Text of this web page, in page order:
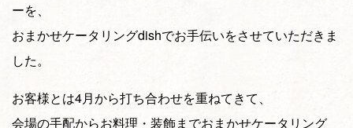
ーを、
おまかせケータリングdishでお手伝いをさせていただきま
した。
お客様とは4月から打ち合わせを重ねてきて、
会場の手配からお料理・装飾までおまかせケータリング